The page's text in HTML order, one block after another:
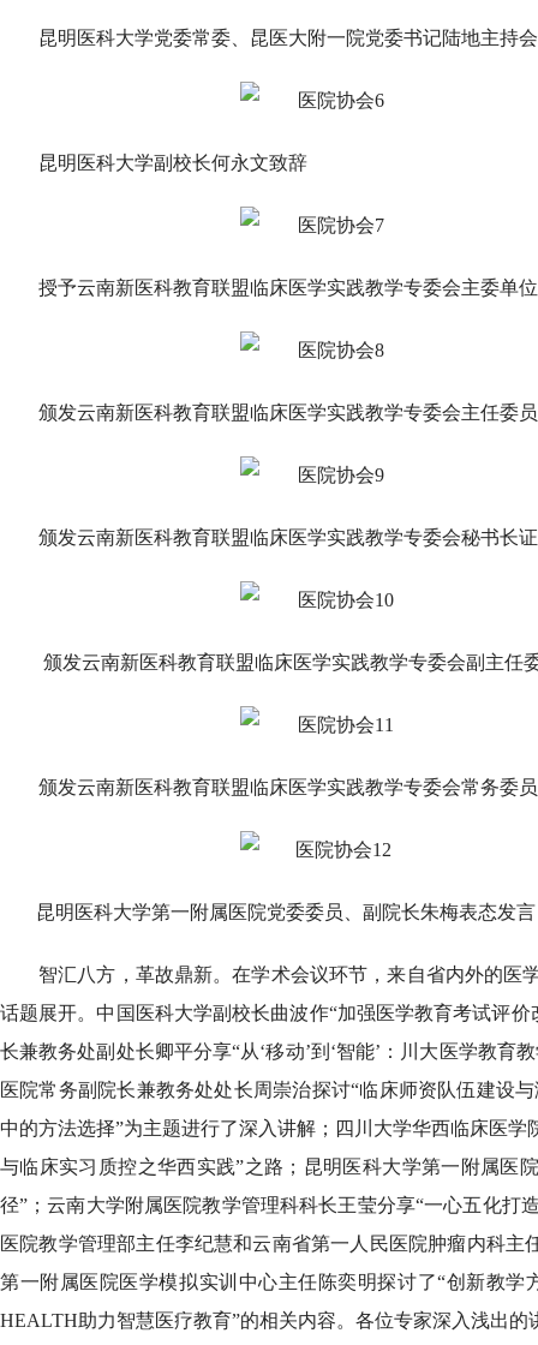
昆明医科大学党委常委、昆医大附一院党委书记陆地主持
昆明医科大学副校长何永文致辞
授予云南新医科教育联盟临床医学实践教学专委会主委单
颁发云南新医科教育联盟临床医学实践教学专委会主任委
颁发云南新医科教育联盟临床医学实践教学专委会秘书长
颁发云南新医科教育联盟临床医学实践教学专委会副主任
颁发云南新医科教育联盟临床医学实践教学专委会常务委
昆明医科大学第一附属医院党委委员、副院长朱梅表态发言
智汇八方，革故鼎新。在学术会议环节，来自省内外的
话题展开。中国医科大学副校长曲波作“加强医学教育考试评
长兼教务处副处长卿平分享“从‘移动’到‘智能’：川大医学教
医院常务副院长兼教务处处长周崇治探讨“临床师资队伍建设
中的方法选择”为主题进行了深入讲解；四川大学华西临床医
与临床实习质控之华西实践”之路；昆明医科大学第一附属
径”；云南大学附属医院教学管理科科长王莹分享“一心五化打
医院教学管理部主任李纪慧和云南省第一人民医院肿瘤内科
第一附属医院医学模拟实训中心主任陈奕明探讨了“创新教
HEALTH助力智慧医疗教育”的相关内容。各位专家深入浅出